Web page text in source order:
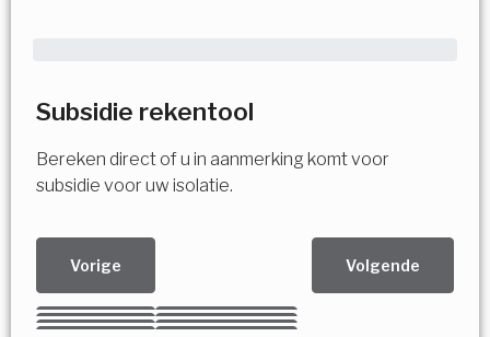
Subsidie rekentool
Bereken direct of u in aanmerking komt voor
subsidie voor uw isolatie.
Vorige Volgende
Kies uw Isolatiemaatregel